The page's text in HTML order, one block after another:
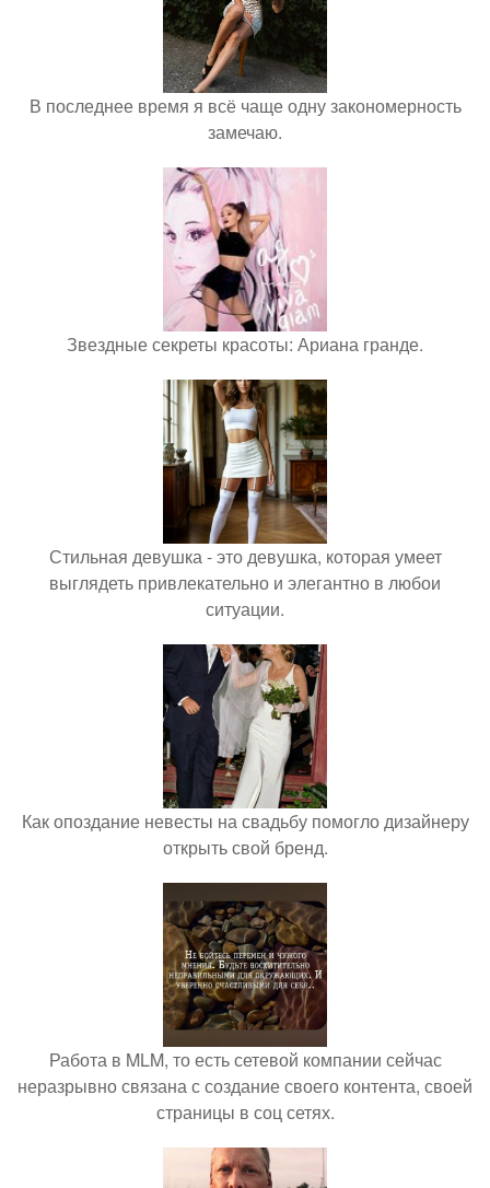
В последнее время я всё чаще одну закономерность
замечаю.
Звездные секреты красоты: Ариана гранде.
Стильная девушка - это девушка, которая умеет
выглядеть привлекательно и элегантно в любои
ситуации.
Как опоздание невесты на свадьбу помогло дизайнеру
открыть свой бренд.
Работа в MLM, то есть сетевой компании сейчас
неразрывно связана с создание своего контента, своей
страницы в соц сетях.